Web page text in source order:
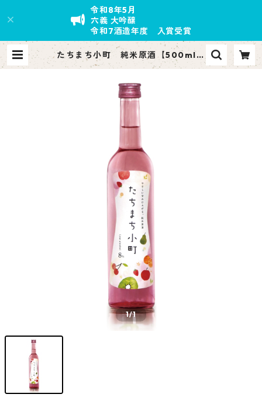
令和8年5月
六義 大吟醸
令和7酒造年度 入賞受賞
たちまち小町 純米原酒【500ml】
| yahatagawa
1/1